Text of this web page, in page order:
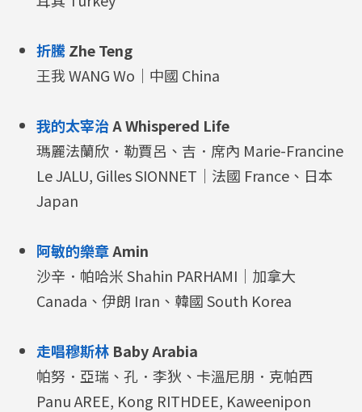
折騰Zhe Teng
王我 WANG Wo｜中國 China
我的太宰治A Whispered Life
瑪麗法蘭欣．勒賈呂、吉．席內 Marie-Francine
Le JALU, Gilles SIONNET｜法國 France、日本
Japan
阿敏的樂章Amin
沙辛．帕哈米 Shahin PARHAMI｜加拿大
Canada、伊朗 Iran、韓國 South Korea
走唱穆斯林 Baby Arabia
帕努．亞瑞、孔．李狄、卡溫尼朋．克帕西
Panu AREE, Kong RITHDEE, Kaweenipon